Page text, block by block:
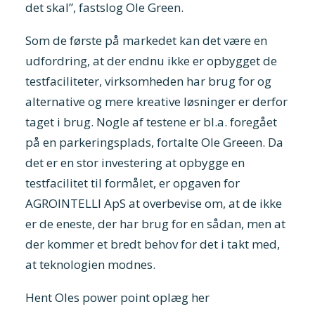
det skal”, fastslog Ole Green.
Som de første på markedet kan det være en
udfordring, at der endnu ikke er opbygget de
testfaciliteter, virksomheden har brug for og
alternative og mere kreative løsninger er derfor
taget i brug. Nogle af testene er bl.a. foregået
på en parkeringsplads, fortalte Ole Greeen. Da
det er en stor investering at opbygge en
testfacilitet til formålet, er opgaven for
AGROINTELLI ApS at overbevise om, at de ikke
er de eneste, der har brug for en sådan, men at
der kommer et bredt behov for det i takt med,
at teknologien modnes.
Hent Oles power point oplæg her